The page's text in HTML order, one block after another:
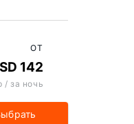
ОТ
142
/ за ночь